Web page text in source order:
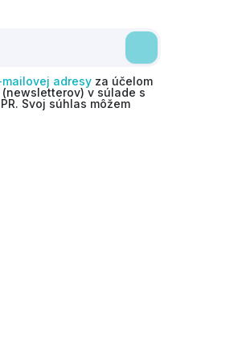
adresy za účelom
v súlade s
Svoj súhlas môžem